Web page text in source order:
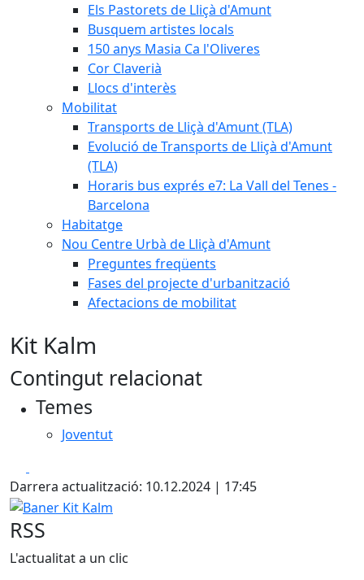
Els Pastorets de Lliçà d'Amunt
Busquem artistes locals
150 anys Masia Ca l'Oliveres
Cor Claverià
Llocs d'interès
Mobilitat
Transports de Lliçà d'Amunt (TLA)
Evolució de Transports de Lliçà d'Amunt
(TLA)
Horaris bus exprés e7: La Vall del Tenes -
Barcelona
Habitatge
Nou Centre Urbà de Lliçà d'Amunt
Preguntes freqüents
Fases del projecte d'urbanització
Afectacions de mobilitat
Kit Kalm
Contingut relacionat
Temes
Joventut
Darrera actualització: 10.12.2024 | 17:45
Baner Kit Kalm
RSS
L'actualitat a un clic